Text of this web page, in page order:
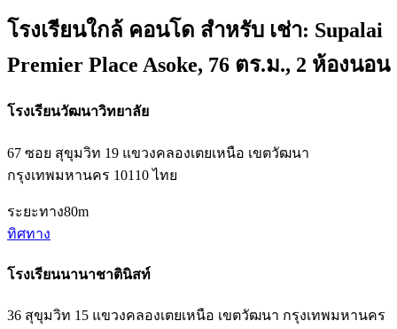
โรงเรียนใกล้ คอนโด สำหรับ เช่า: Supalai
Premier Place Asoke, 76 ตร.ม., 2 ห้องนอน
โรงเรียนวัฒนาวิทยาลัย
67 ซอย สุขุมวิท 19 แขวงคลองเตยเหนือ เขตวัฒนา
กรุงเทพมหานคร 10110 ไทย
ระยะทาง80m
ทิศทาง
โรงเรียนนานาชาตินิสท์
36 สุขุมวิท 15 แขวงคลองเตยเหนือ เขตวัฒนา กรุงเทพมหานคร